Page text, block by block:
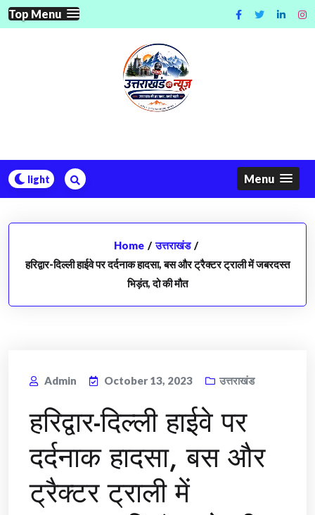
Skip
to
Top Menu
Menu
Home / उत्तराखंड /
हरिद्वार-दिल्ली हाईवे पर दर्दनाक हादसा, बस और ट्रैक्टर ट्राली में जबरदस्त
भिड़ंत, दो की मौत
Admin October 13, 2023 उत्तराखंड
हरिद्वार-दिल्ली हाईवे पर
दर्दनाक हादसा, बस और
ट्रैक्टर ट्राली में